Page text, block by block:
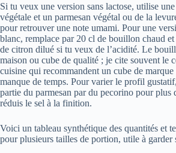
Si tu veux une version sans lactose, utilise
végétale et un parmesan végétal ou de la
pour retrouver une note umami. Pour une
blanc, remplace par 20 cl de bouillon chaud
de citron dilué si tu veux de l’acidité. Le
maison ou cube de qualité ; je cite souvent le
cuisine qui recommandent un cube de
manque de temps. Pour varier le profil
partie du parmesan par du pecorino pour plus
réduis le sel à la finition.
Voici un tableau synthétique des quantités et
pour plusieurs tailles de portion, utile à garder